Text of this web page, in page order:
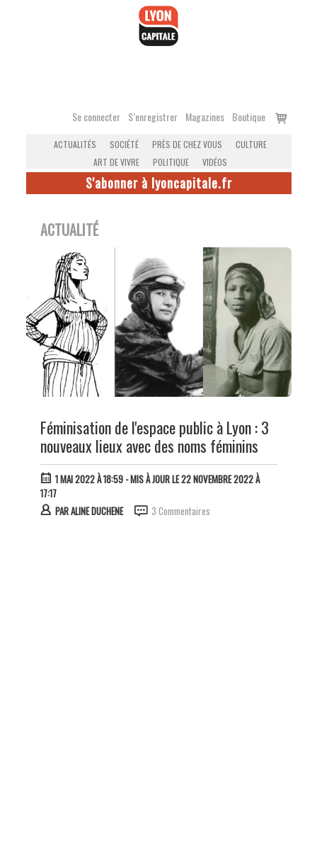
Se connecter S’enregistrer Magazines Boutique
Voir
ACTUALITÉS SOCIÉTÉ PRÈS DE CHEZ VOUS
CULTURE
ART DE VIVRE
POLITIQUE VIDÉOS
S'abonner à lyoncapitale.fr
ACTUALITÉ
Féminisation de l'espace public à Lyon : 3
nouveaux lieux avec des noms féminins
1 MAI 2022 À 18:59- MIS À JOUR LE 22 NOVEMBRE 2022 À
17:17
PARALINE DUCHENE 3 Commentaires